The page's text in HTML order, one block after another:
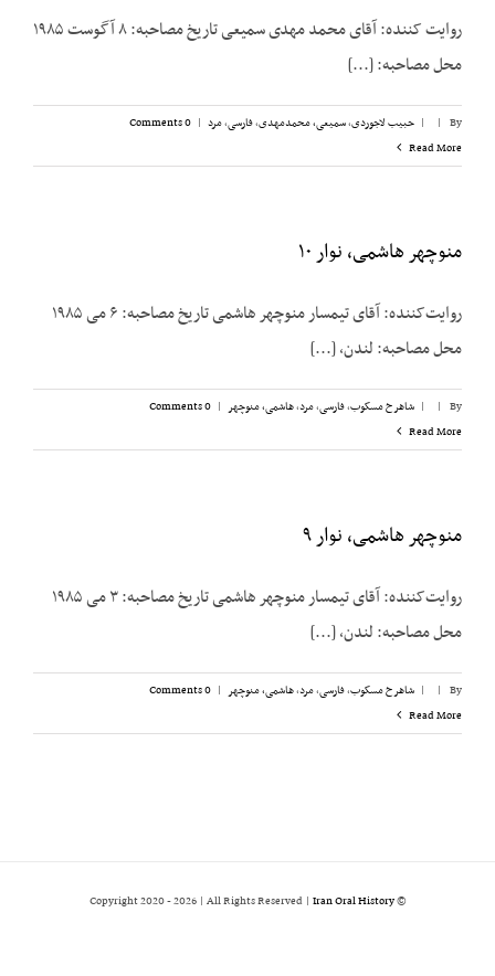
روایت ‌کننده: آقای محمد مهدی سمیعی تاریخ مصاحبه: ۸ آگوست ۱۹۸۵
محل مصاحبه: [...]
By
|
| حبیب لاجوردی,سمیعی، محمدمهدی,فارسی,مرد |
0 Comments
Read More
منوچهر هاشمی، نوار ۱۰
روایت‌کننده: آقای تیمسار منوچهر هاشمی تاریخ مصاحبه: ۶ می ۱۹۸۵
محل مصاحبه: لندن، [...]
By
|
| شاهرخ مسکوب,فارسی,مرد,هاشمی، منوچهر |
0 Comments
Read More
منوچهر هاشمی، نوار ۹
روایت‌کننده: آقای تیمسار منوچهر هاشمی تاریخ مصاحبه: ۳ می ۱۹۸۵
محل مصاحبه: لندن، [...]
By
|
| شاهرخ مسکوب,فارسی,مرد,هاشمی، منوچهر |
0 Comments
Read More
© Copyright 2020 -
2026 | All Rights Reserved | Iran Oral History